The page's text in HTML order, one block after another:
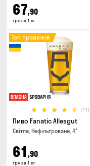
67,90
грн за 1 кг
(71)
Топ продажів
Пиво Fanatic Allesgut
Світле, Нефільтроване, 4°
61 ,90
грн за 1 кг